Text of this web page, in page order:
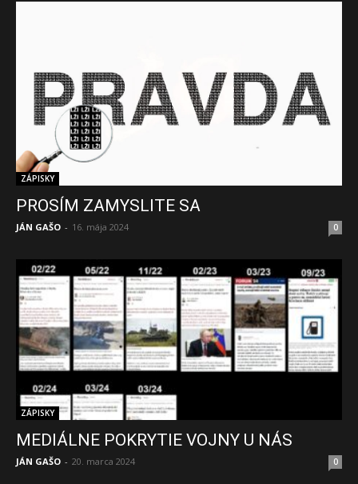
ZÁPISKY
PROSÍM ZAMYSLITE SA
JÁN GAŠO - 16. mája 2024 0
ZÁPISKY
MEDIÁLNE POKRYTIE VOJNY U NÁS
JÁN GAŠO - 20. marca 2024 0